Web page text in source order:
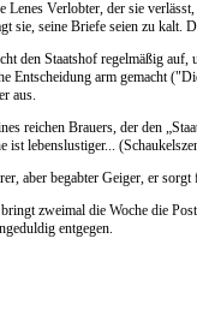
Verlobter, der sie
sie, seine Briefe seien zu kalt.
den Staatshof regelmäßig auf,
Entscheidung arm gemacht
aus.
reichen Brauers, der den
ist lebenslustiger...
aber begabter Geiger, er
zweimal die Woche die
entgegen.